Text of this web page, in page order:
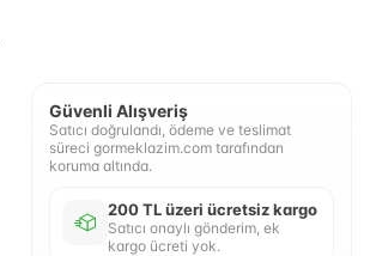
Güvenli Alışveriş
Satıcı doğrulandı, ödeme ve teslimat
süreci gormeklazim.com tarafından
koruma altında.
200 TL üzeri ücretsiz kargo
Satıcı onaylı gönderim, ek
kargo ücreti yok.